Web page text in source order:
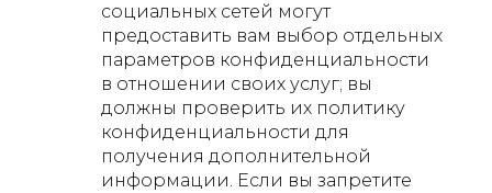
социальных сетей могут
предоставить вам выбор отдельных
параметров конфиденциальности
в отношении своих услуг; вы
должны проверить их политику
конфиденциальности для
получения дополнительной
информации. Если вы запретите